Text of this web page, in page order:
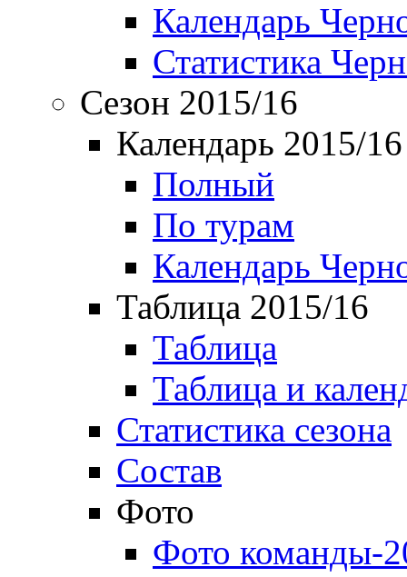
Календарь
Статистика
Сезон 2015/16
Календарь 2015/16
Полный
По турам
Календарь
Таблица 2015/16
Таблица
Таблица и
Статистика сезона
Состав
Фото
Фото команды-